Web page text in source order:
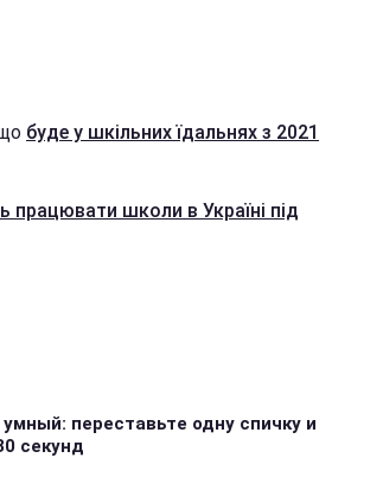
буде у шкільних їдальнях з 2021
працювати школи в Україні під
переставьте одну спичку и
секунд